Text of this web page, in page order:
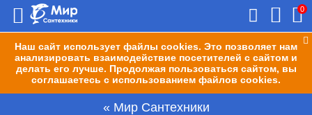
Наш сайт использует файлы cookies. Это позволяет нам
анализировать взаимодействие посетителей с сайтом и
делать его лучше. Продолжая пользоваться сайтом, вы
соглашаетесь с использованием файлов cookies.
0
Мир Сантехники